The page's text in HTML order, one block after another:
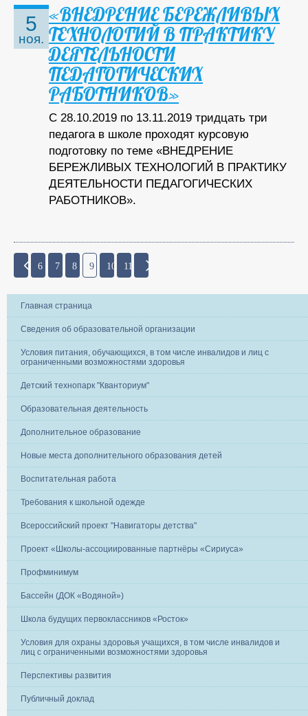
5
ноя.
«ВНЕДРЕНИЕ БЕРЕЖЛИВЫХ
ТЕХНОЛОГИЙ В ПРАКТИКУ
ДЕЯТЕЛЬНОСТИ
ПЕДАГОГИЧЕСКИХ
РАБОТНИКОВ»
С 28.10.2019 по 13.11.2019 тридцать три
педагога в школе проходят курсовую
подготовку по теме «ВНЕДРЕНИЕ
БЕРЕЖЛИВЫХ ТЕХНОЛОГИЙ В ПРАКТИКУ
ДЕЯТЕЛЬНОСТИ ПЕДАГОГИЧЕСКИХ
РАБОТНИКОВ».
6 7 8 9 10 11
Главная страница
Сведения об образовательной организации
Условия питания, обучающихся, в том числе инвалидов и лиц с
ограниченными возможностями здоровья
Детский технопарк "Кванториум"
Образовательная деятельность
Дополнительное образование
Новые места дополнительного образования детей
Воспитательная работа
Требования к школьной одежде
Всероссийский проект "Навигаторы детства"
Проект «Школы-ассоциированные партнёры «Сириуса»
Профминимум
Бассейн (ДОК «Водяной»)
Школа будущих первоклассников «Росток»
Условия для охраны здоровья учащихся, в том числе инвалидов и
лиц с ограниченными возможностями здоровья
Перспективы развития
Публичный доклад